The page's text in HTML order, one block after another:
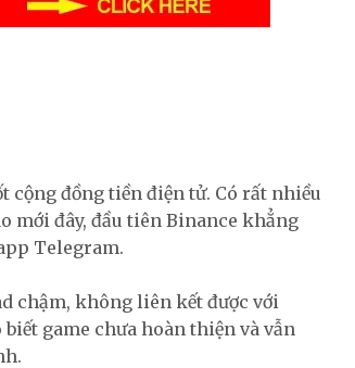
cộng đồng tiền điện tử. Có rất nhiều
mới đây, đầu tiên Binance khẳng
Telegram.
chậm, không liên kết được với
game chưa hoàn thiện và vẫn